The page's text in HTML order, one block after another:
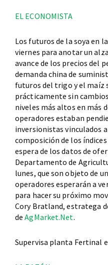
EL ECONOMISTA
Los futuros de la soya en
viernes para anotar un
avance de los precios del
demanda china de
futuros del trigo y el maíz
prácticamente sin
niveles más altos en más
operadores estaban
inversionistas vinculados
composición de los
espera de los datos de
Departamento de
lunes, que son objeto de
operadores esperarán a
para hacer su próximo
Cory Bratland, estratega
deAgMarket.Net.
Supervisa planta Fertinal